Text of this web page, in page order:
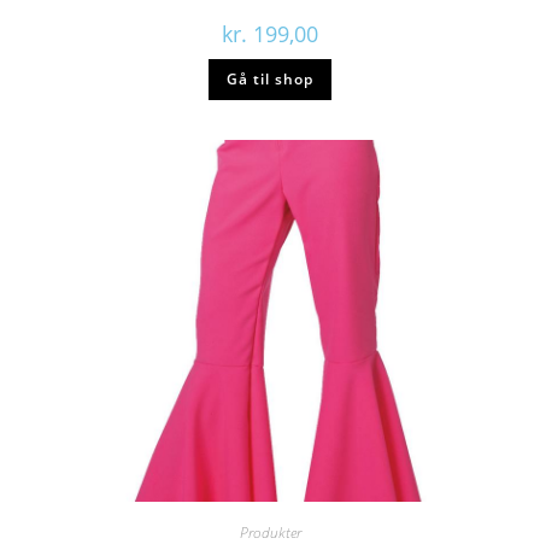
kr. 199,00
Gå til shop
Produkter